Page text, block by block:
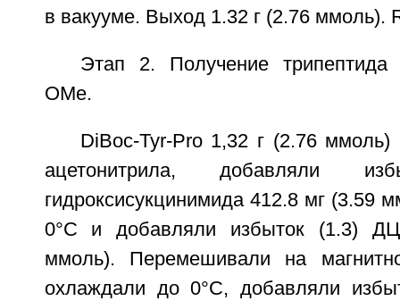
в вакууме. Выход 1.32 г (2.76 ммоль).
Этап 2. Получение трипептида
OMe.
DiBoc-Tyr-Pro 1,32 г (2.76
ацетонитрила, добавляли
гидроксисукцинимида 412.8 мг (3.59
0°С и добавляли избыток (1.3)
ммоль). Перемешивали на
охлаждали до 0°С, добавляли